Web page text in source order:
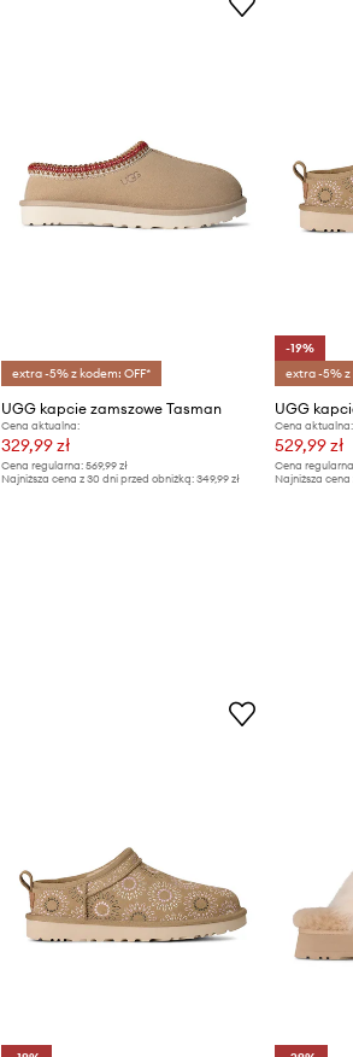
extra -5% z kodem: OFF*
UGG kapcie zamszowe Tasman
Cena aktualna:
329,99 zł
Cena regularna: 569,99 zł
Najniższa cena z 30 dni przed obniżką: 349,99 zł
-19%
extra -5% z
Cena aktualna:
529,99 zł
Cena
Najniższa